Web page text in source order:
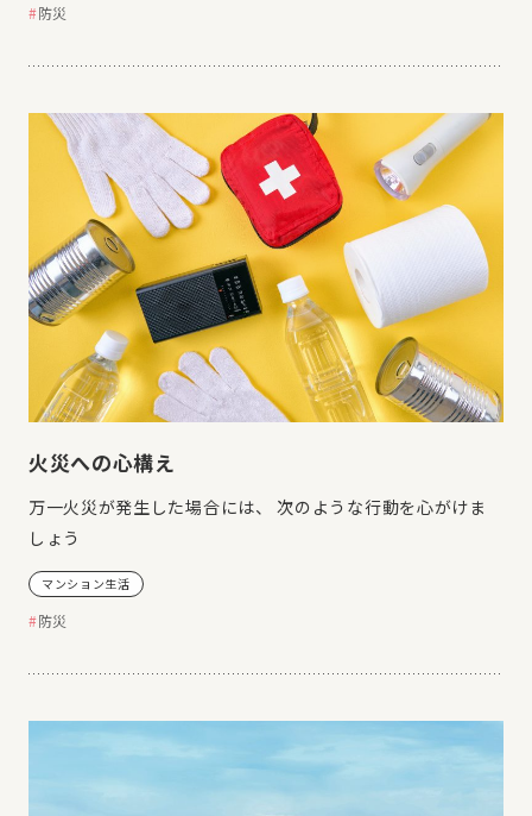
防災
火災への心構え
万一火災が発生した場合には、 次のような行動を心がけま
しょう
マンション生活
防災